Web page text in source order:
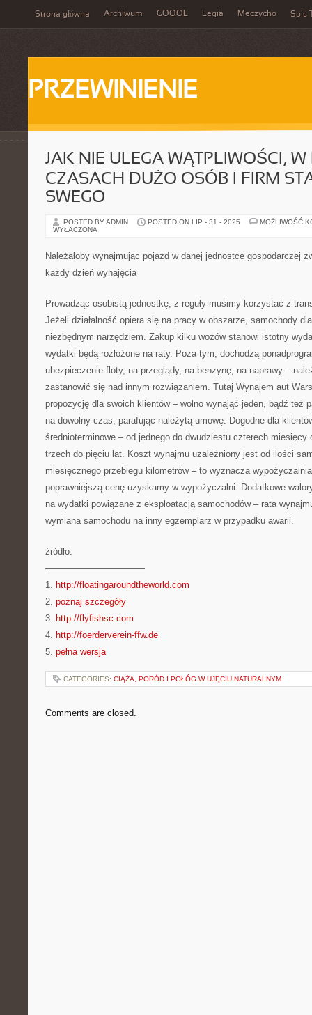
Strona główna Archiwum GOOOL Legia Meczycho Spis
PRZEWINIENIE
JAK NIE ULEGA WĄTPLIWOŚCI, W
CZASACH DUŻO OSÓB I FIRM
SWEGO
POSTED BY ADMIN POSTED ON LIP - 31 - 2025
MOŻLIWOŚĆ
WYŁĄCZONA
Należałoby wynajmując pojazd w danej jednostce gospodarczej
każdy dzień wynajęcia
Prowadząc osobistą jednostkę, z reguły musimy korzystać z
Jeżeli działalność opiera się na pracy w obszarze, samochody
niezbędnym narzędziem. Zakup kilku wozów stanowi istotny
wydatki będą rozłożone na raty. Poza tym, dochodzą
ubezpieczenie floty, na przeglądy, na benzynę, na naprawy –
zastanowić się nad innym rozwiązaniem. Tutaj Wynajem aut
propozycję dla swoich klientów – wolno wynająć jeden, bądź też
na dowolny czas, parafując należytą umowę. Dogodne dla
średnioterminowe – od jednego do dwudziestu czterech miesięcy
trzech do pięciu lat. Koszt wynajmu uzależniony jest od ilości
miesięcznego przebiegu kilometrów – to wyznacza
poprawniejszą cenę uzyskamy w wypożyczalni. Dodatkowe
na wydatki powiązane z eksploatacją samochodów – rata
wymiana samochodu na inny egzemplarz w przypadku awarii.
źródło:
———————————
1. http://floatingaroundtheworld.com
2. poznaj szczegóły
3. http://flyfishsc.com
4. http://foerderverein-ffw.de
5. pełna wersja
CATEGORIES: CIĄŻA, PORÓD I POŁÓG W UJĘCIU NATURALNYM
Comments are closed.